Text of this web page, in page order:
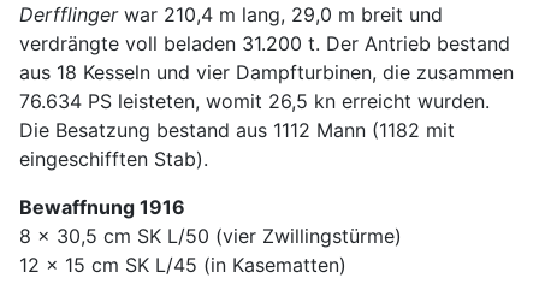
Derfflinger war 210,4 m lang, 29,0 m breit und
verdrängte voll beladen 31.200 t. Der Antrieb bestand
aus 18 Kesseln und vier Dampfturbinen, die zusammen
76.634 PS leisteten, womit 26,5 kn erreicht wurden.
Die Besatzung bestand aus 1112 Mann (1182 mit
eingeschifften Stab).
Bewaffnung 1916
8 x 30,5 cm SK L/50 (vier Zwillingstürme)
12 x 15 cm SK L/45 (in Kasematten)